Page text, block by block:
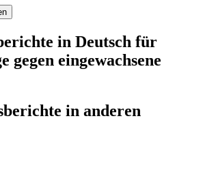
in Deutsch für
gegen eingewachsene
in anderen